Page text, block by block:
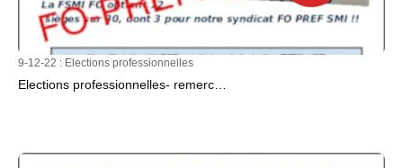
9-12-22 : Elections professionnelles
Elections professionnelles- remerc…